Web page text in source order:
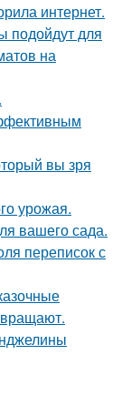
интернет.
подойдут для
на
вы зря
урожая.
вашего сада.
переписок с